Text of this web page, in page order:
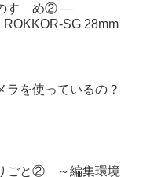
すゝめ② ―
ROKKOR-SG 28mm
ラを使っているの？
ごと② ～編集環境